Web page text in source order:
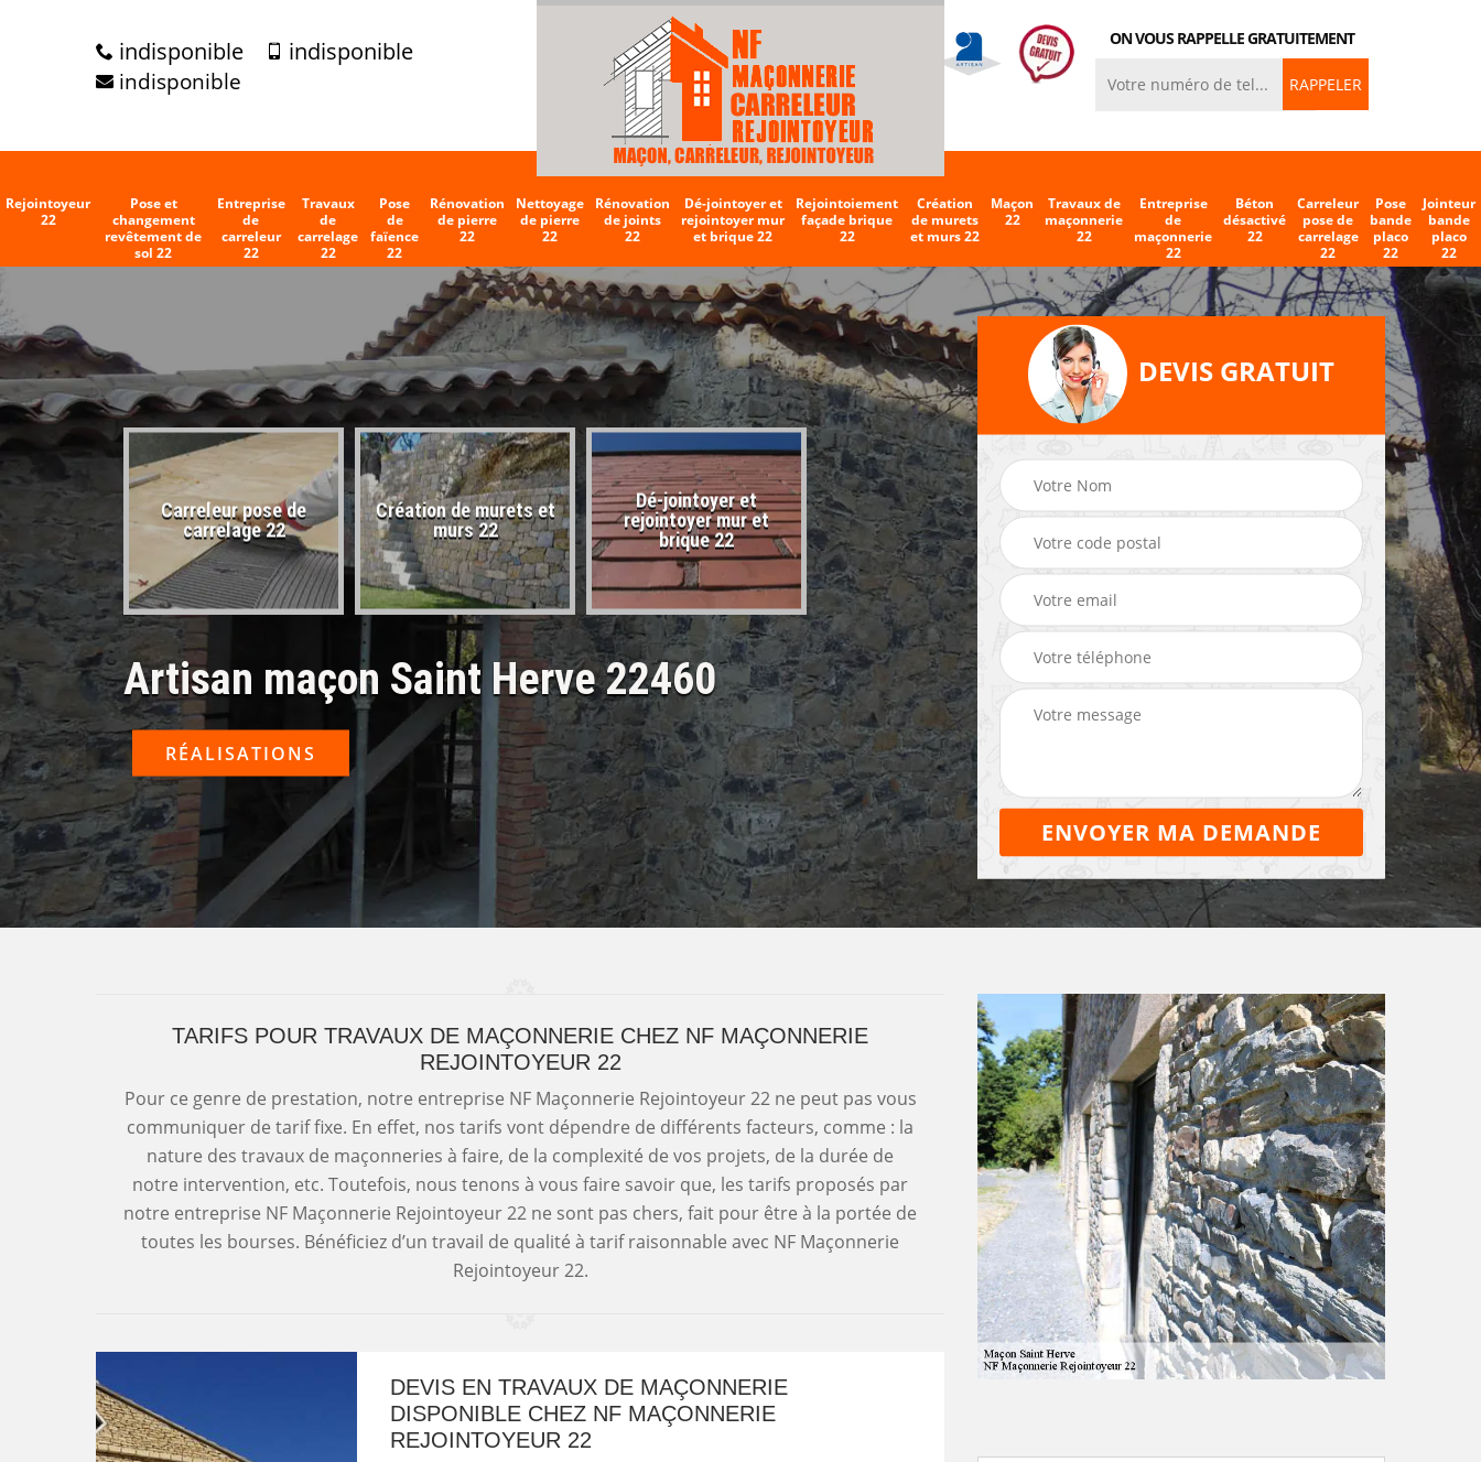
indisponible indisponible
indisponible
ON VOUS RAPPELLE GRATUITEMENT
Rejointoyeur
22
Pose et
changement
revêtement de
sol 22
Entreprise
de
carreleur
22
Travaux
de
carrelage
22
Pose
de
faïence
22
Rénovation
de pierre
22
Nettoyage
de pierre
22
Rénovation
de joints
22
Dé-jointoyer et
rejointoyer mur
et brique 22
Rejointoiement
façade brique
22
Création
de murets
et murs 22
Maçon
22
Travaux de
maçonnerie
22
Entreprise
de
maçonnerie
22
Béton
désactivé
22
Carreleur
pose de
carrelage
22
Pose
bande
placo
22
Jointeur
bande
placo
22
22
Carreleur pose de
carrelage 22
Création de murets et
murs 22
Dé-jointoyer et
rejointoyer mur et
brique 22
Entreprise de carreleur
22
Entreprise de
Maçon 22
Artisan maçon Saint Herve 22460
RÉALISATIONS
DEVIS GRATUIT
TARIFS POUR TRAVAUX DE MAÇONNERIE CHEZ NF MAÇONNERIE
REJOINTOYEUR 22
Pour ce genre de prestation, notre entreprise NF Maçonnerie Rejointoyeur 22 ne peut pas vous
communiquer de tarif fixe. En effet, nos tarifs vont dépendre de différents facteurs, comme : la
nature des travaux de maçonneries à faire, de la complexité de vos projets, de la durée de
notre intervention, etc. Toutefois, nous tenons à vous faire savoir que, les tarifs proposés par
notre entreprise NF Maçonnerie Rejointoyeur 22 ne sont pas chers, fait pour être à la portée de
toutes les bourses. Bénéficiez d’un travail de qualité à tarif raisonnable avec NF Maçonnerie
Rejointoyeur 22.
DEVIS EN TRAVAUX DE MAÇONNERIE
DISPONIBLE CHEZ NF MAÇONNERIE
REJOINTOYEUR 22